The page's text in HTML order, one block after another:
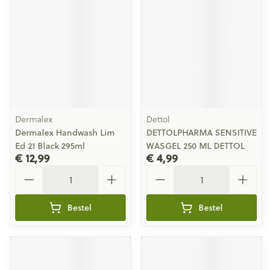
Dermalex
Dermalex Handwash Lim
Ed 21 Black 295ml
€ 12,99
Bestel
Dettol
DETTOLPHARMA SENSITIVE
WASGEL 250 ML DETTOL
€ 4,99
Bestel